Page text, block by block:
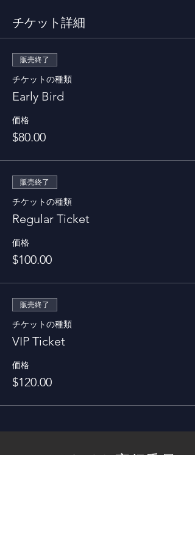
チケット詳細
販売終了
チケットの種類
Early Bird
価格
$80.00
販売終了
チケットの種類
Regular Ticket
価格
$100.00
販売終了
チケットの種類
VIP Ticket
価格
$120.00
TENGAナイト実行委員